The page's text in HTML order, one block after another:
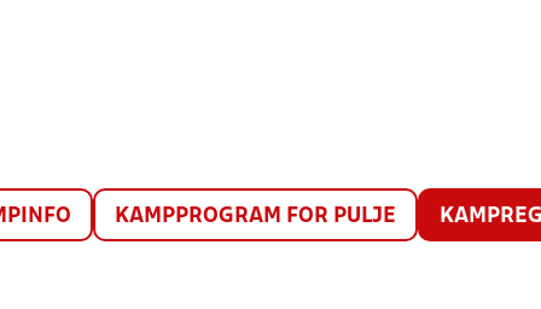
KAMPPROGRAM FOR PULJE